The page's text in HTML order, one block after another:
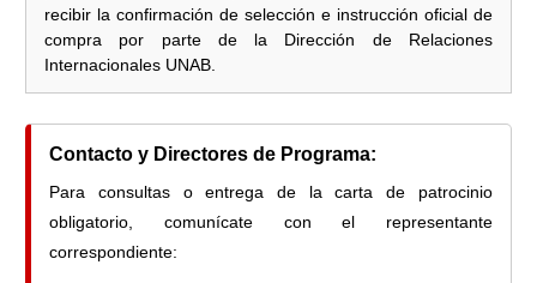
recibir la confirmación de selección e instrucción oficial de
compra por parte de la Dirección de Relaciones
Internacionales UNAB.
Contacto y Directores de Programa:
Para consultas o entrega de la carta de patrocinio
obligatorio, comunícate con el representante
correspondiente: